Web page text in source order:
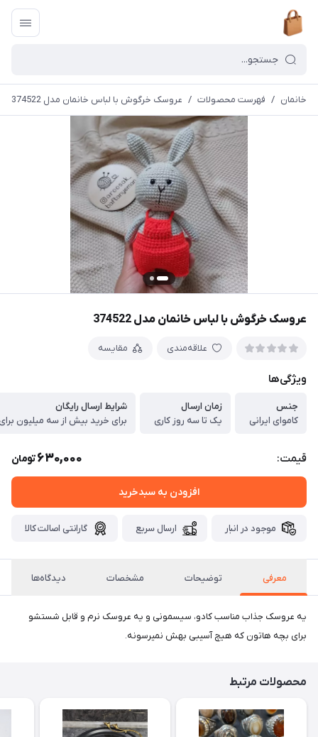
خانمان / فهرست محصولات / عروسک خرگوش با لباس خانمان مدل 374522
عروسک خرگوش با لباس خانمان مدل 374522
علاقه‌مندی مقایسه
ویژگی‌ها
جنس
کاموای ایرانی
زمان ارسال
یک تا سه روز کاری
شرایط ارسال رایگان
برای خرید بیش از سه میلیون
قیمت: 630,000تومان
افزودن به سبدخرید
موجود در انبار ارسال سریع گارانتی اصالت کالا
معرفی توضیحات مشخصات دیدگاه‌ها
یه عروسک جذاب مناسب کادو، سیسمونی و یه عروسک نرم و قابل شستشو
برای بچه هاتون که هیچ آسیبی بهش نمیرسونه.
محصولات مرتبط